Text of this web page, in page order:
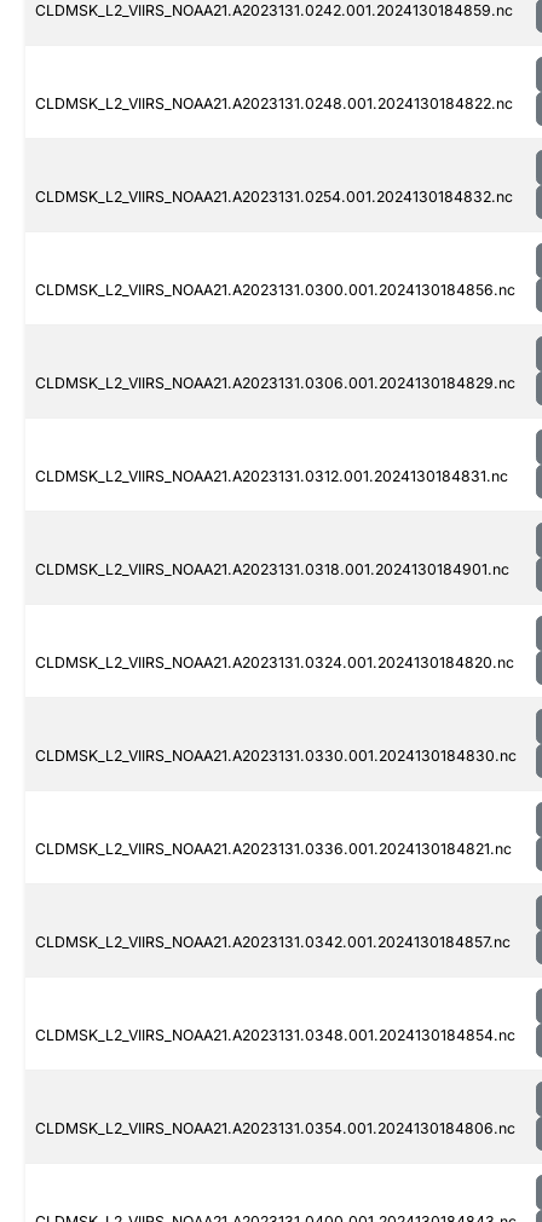
CLDMSK_L2_VIIRS_NOAA21.A2023131.0242.001.2024130184859.nc
CLDMSK_L2_VIIRS_NOAA21.A2023131.0248.001.2024130184822.nc
CLDMSK_L2_VIIRS_NOAA21.A2023131.0254.001.2024130184832.nc
CLDMSK_L2_VIIRS_NOAA21.A2023131.0300.001.2024130184856.nc
CLDMSK_L2_VIIRS_NOAA21.A2023131.0306.001.2024130184829.nc
CLDMSK_L2_VIIRS_NOAA21.A2023131.0312.001.2024130184831.nc
CLDMSK_L2_VIIRS_NOAA21.A2023131.0318.001.2024130184901.nc
CLDMSK_L2_VIIRS_NOAA21.A2023131.0324.001.2024130184820.nc
CLDMSK_L2_VIIRS_NOAA21.A2023131.0330.001.2024130184830.nc
CLDMSK_L2_VIIRS_NOAA21.A2023131.0336.001.2024130184821.nc
CLDMSK_L2_VIIRS_NOAA21.A2023131.0342.001.2024130184857.nc
CLDMSK_L2_VIIRS_NOAA21.A2023131.0348.001.2024130184854.nc
CLDMSK_L2_VIIRS_NOAA21.A2023131.0354.001.2024130184806.nc